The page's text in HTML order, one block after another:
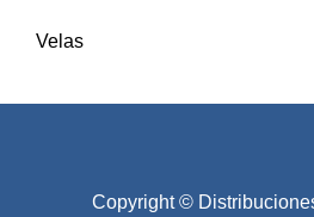
Velas
Copyright ©